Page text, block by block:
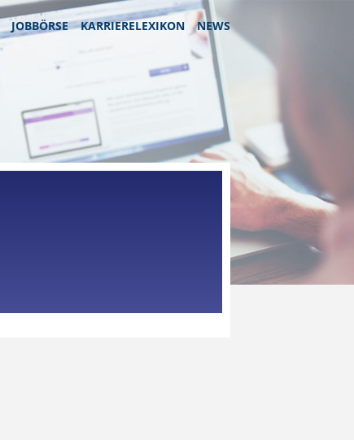
JOBBÖRSE KARRIERELEXIKON NEWS